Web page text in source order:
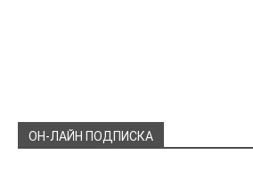
ОН-ЛАЙН ПОДПИСКА